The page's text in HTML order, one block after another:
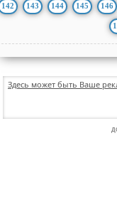
142 143 144 145 146
Здесь может быть Ваше